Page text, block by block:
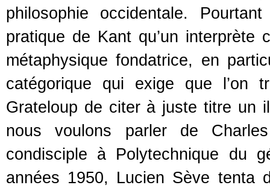
philosophie occidentale.
pratique de Kant qu’un interprète
métaphysique fondatrice, en
catégorique qui exige que l’on
Grateloup de citer à juste titre un
nous voulons parler de
condisciple à Polytechnique du
années 1950, Lucien Sève tenta